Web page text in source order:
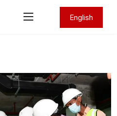
English